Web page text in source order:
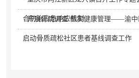
合防治应急响应机制
· 开展骨病调查 做实健康管理——渝中
启动骨质疏松社区患者基线调查工作